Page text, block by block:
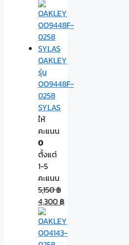
OAKLEY
รุ่น
OO9448F-
0258
SYLAS
ให้
คะแนน
0
ตั้งแต่
1-5
คะแนน
5,150฿
4,300 ฿